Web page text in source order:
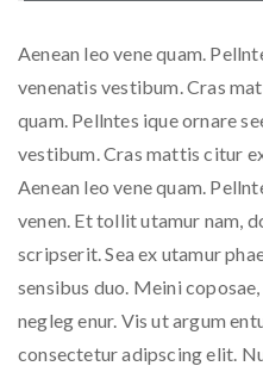
Aenean leo vene quam.
venenatis vestibum. Cras
quam. Pellntes ique ornare
vestibum. Cras mattis citur
Aenean leo vene quam.
venen. Et tollit utamur nam,
scripserit. Sea ex utamur
sensibus duo. Meini
negleg enur. Vis ut argum
consectetur adipscing elit.